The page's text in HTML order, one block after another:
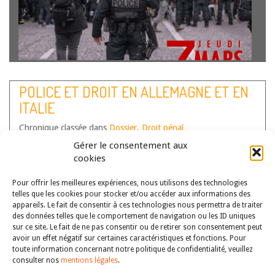
Gérer le consentement aux
cookies
Pour offrir les meilleures expériences, nous utilisons des technologies
telles que les cookies pour stocker et/ou accéder aux informations des
appareils. Le fait de consentir à ces technologies nous permettra de traiter
des données telles que le comportement de navigation ou les ID uniques
sur ce site. Le fait de ne pas consentir ou de retirer son consentement peut
avoir un effet négatif sur certaines caractéristiques et fonctions. Pour
toute information concernant notre politique de confidentialité, veuillez
consulter nos mentions légales.
ISCJ (UR 4633), Université de Bordeaux Étude de droit
comparé vs droit étranger. Il nous faut préciser d’emblée
que cette intervention ne s’inscrit pas dans une démarche
comparative. Si l’on s’attache…
POLICE ET DROIT EN ALLEMAGNE ET EN
ITALIE
Chronique classée dans Dossier, Droit pénal
Kevin Mariat